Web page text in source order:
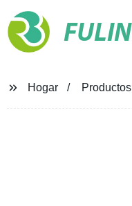
FULIN
Hogar Productos